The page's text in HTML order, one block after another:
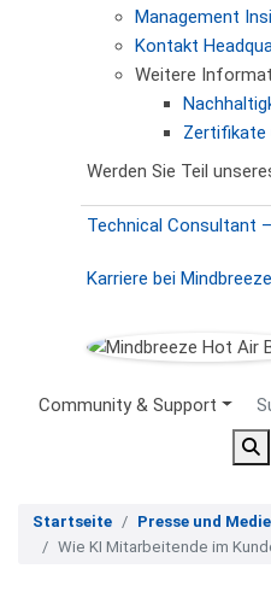
Management
Kontakt
Weitere
Zertifikate
Werden Sie Teil
Technical Consultant
Karriere bei Mindbreeze
Secondary Menu
Community & Support
Startseite
Presse und
Wie KI Mitarbeitende im